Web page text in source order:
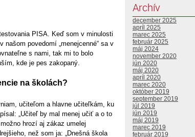
PISA. Keď som v minulosti
povedomí „menejcenné“ sa v
s nami, tak mi to bolo
kde je pes zakopaný.
na školách?
učiteľom a hlavne učiteľkám, ku
„Učiteľ by mal menej učiť a o to
hrozí aj zákaz umelej
než som ja: „Dnešná škola
Archív
december 2025
apríl 2025
marec 2025
február 2025
máj 2024
november 2020
jún 2020
máj 2020
apríl 2020
marec 2020
október 2019
september 2019
júl 2019
jún 2019
máj 2019
marec 2019
február 2019